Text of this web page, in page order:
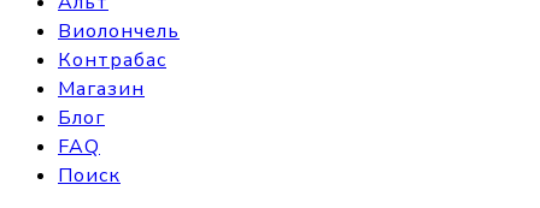
Виолончель
Контрабас
Магазин
Блог
FAQ
Поиск